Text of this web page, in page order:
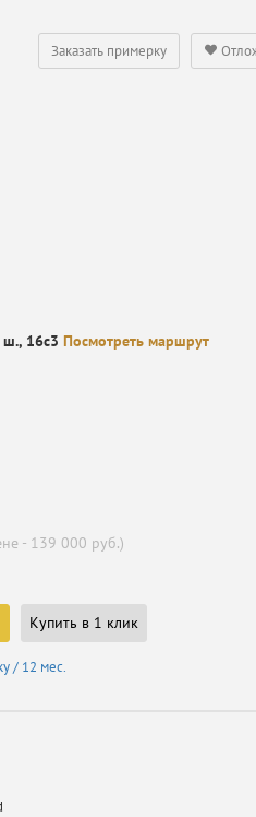
Заказать примерку
16с3 Посмотреть маршрут
- 139 000 руб.)
Купить в 1 клик
/ 12 мес.